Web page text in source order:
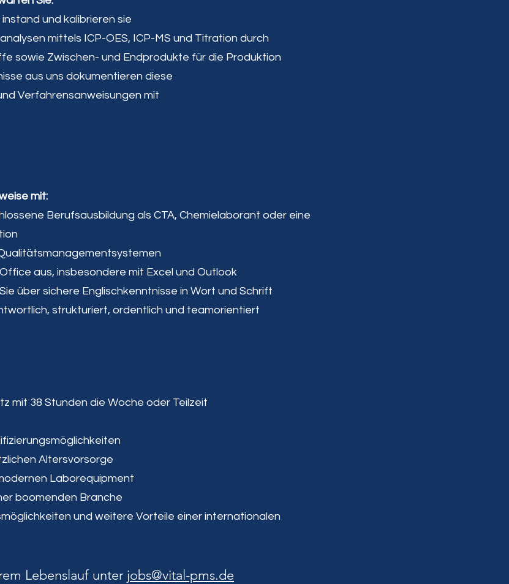
und kalibrieren sie
mittels ICP-OES, ICP-MS und Titration durch
sowie Zwischen- und Endprodukte für die Produktion
aus uns dokumentieren diese
Verfahrensanweisungen mit
mit:
Berufsausbildung als CTA, Chemielaborant oder eine
aus, insbesondere mit Excel und Outlook
über sichere Englischkenntnisse in Wort und Schrift
strukturiert, ordentlich und teamorientiert
mit 38 Stunden die Woche oder Teilzeit
Altersvorsorge
Laborequipment
boomenden Branche
und weitere Vorteile einer internationalen
Lebenslauf unter jobs@vital-pms.de